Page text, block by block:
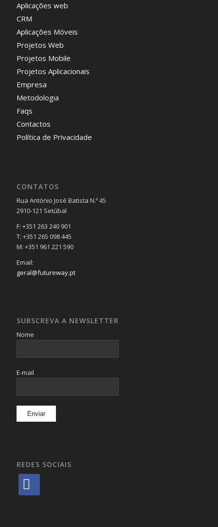
Aplicações web
CRM
Aplicações Móveis
Projetos Web
Projetos Mobile
Projetos Aplicacionais
Empresa
Metodologia
Faqs
Contactos
Política de Privacidade
CONTATOS
Rua António José Batista N.º 45
2910-121 Setúbal
F: +351 263 240 901
T: +351 265 098 445
M: +351 961 221 590
Email:
geral@futureway.pt
SUBSCREVA A NEWSLETTER
Nome
E-mail
REDES SOCIAIS